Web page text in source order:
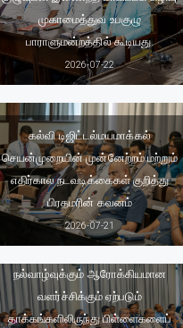
முகாமைத்துவ உபகுழு
பாராளுமன்றத்தில் கூடியது.
2026-07-22
கல்வி டிஜிட்டல்மயமாக்கல்
செயன்முறையின் முன்னேற்றம் மற்றும்
எதிர்கால நடவடிக்கைகள் குறித்து
பிரதமரின் கவனம்
2026-07-21
சைபர் அச்சுறுத்தல்கள், இணையவழி
நல்வாழ்வுக்கும் ஆரோக்கியமான
வளர்ச்சிக்கும் ஏற்படும்
தாக்கங்களிலிருந்து பிள்ளைகளைப்